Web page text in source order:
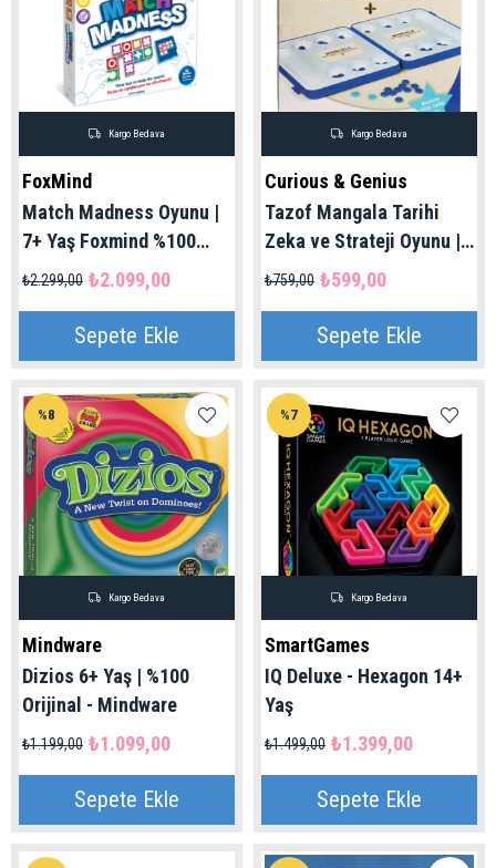
FoxMind
Match Madness Oyunu |
7+ Yaş Foxmind %100
Orijinal ₺2.099,00
₺2.299,00
Sepete Ekle
Kargo Bedava
Curious & Genius
Tazof Mangala Tarihi
Zeka ve Strateji Oyunu |
Turnuva Orijinal Oyunu
₺599,00
₺759,00
Sepete Ekle
Kargo Bedava
Mindware
Dizios 6+ Yaş | %100
Orijinal - Mindware
₺1.099,00
₺1.199,00
Sepete Ekle
%8
Kargo Bedava
SmartGames
IQ Deluxe - Hexagon 14+
Yaş
₺1.399,00
₺1.499,00
Sepete Ekle
%7
Kargo Bedava